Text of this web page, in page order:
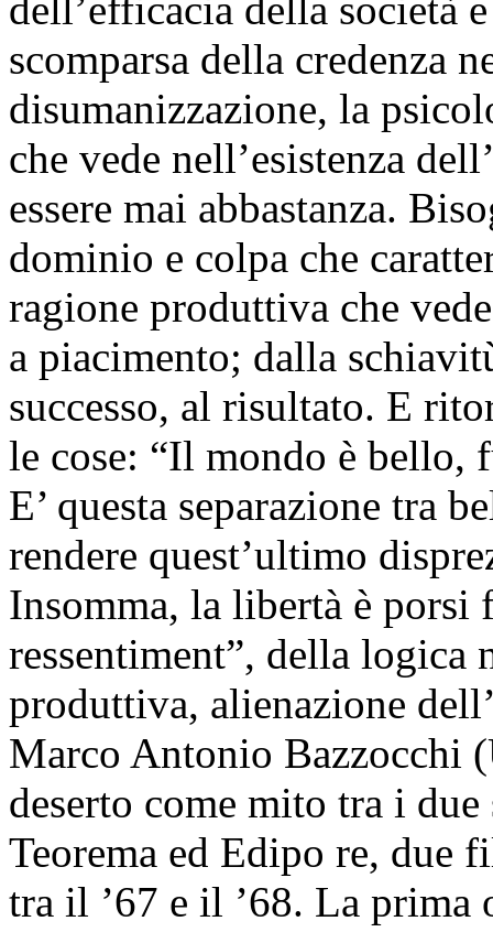
scomparsa della credenza
disumanizzazione, la
che vede nell’esistenza
essere mai abbastanza.
dominio e colpa che
ragione produttiva che
a piacimento; dalla
successo, al risultato. E
le cose: “Il mondo è bello,
E’ questa separazione tra
rendere quest’ultimo
Insomma, la libertà è porsi
ressentiment”, della logica
produttiva, alienazione
Marco Antonio Bazzocchi
deserto come mito tra i
Teorema ed Edipo re, due
tra il ’67 e il ’68. La prima